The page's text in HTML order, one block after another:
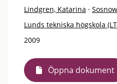
Lindgren, Katarina ·
Lunds tekniska högskola
2009
Öppna dokument